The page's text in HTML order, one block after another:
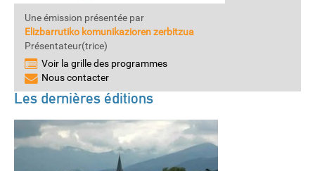
Une émission présentée par
Elizbarrutiko komunikazioren zerbitzua
Présentateur(trice)
Voir la grille des programmes
Nous contacter
Les dernières éditions